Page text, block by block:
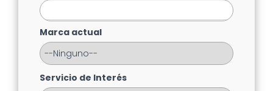
Marca actual
Servicio de Interés